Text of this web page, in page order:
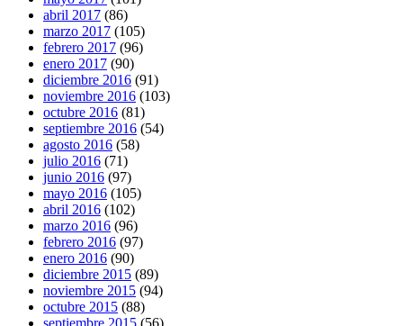
abril 2017 (86)
marzo 2017 (105)
febrero 2017 (96)
enero 2017 (90)
diciembre 2016 (91)
noviembre 2016 (103)
octubre 2016 (81)
septiembre 2016 (54)
agosto 2016 (58)
julio 2016 (71)
junio 2016 (97)
mayo 2016 (105)
abril 2016 (102)
marzo 2016 (96)
febrero 2016 (97)
enero 2016 (90)
diciembre 2015 (89)
noviembre 2015 (94)
octubre 2015 (88)
septiembre 2015 (56)